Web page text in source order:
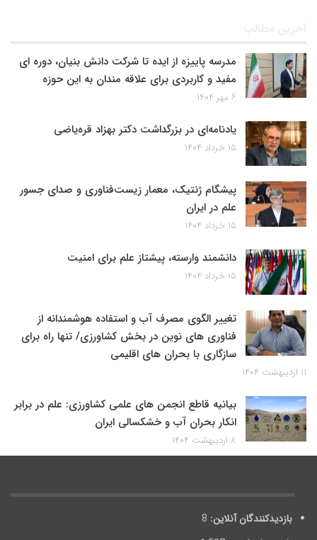
آخرین مطالب
مدرسه پاییزه از ایده تا شرکت دانش بنیان، دوره ای
مفید و کاربردی برای علاقه مندان به این حوزه
۶ مهر ۱۴۰۴
یادنامه‌ای در بزرگداشت دکتر بهزاد قره‌یاضی
۱۵ خرداد ۱۴۰۴
پیشگام ژنتیک، معمار زیست‌فناوری و صدای جسور
علم در ایران
۱۵ خرداد ۱۴۰۴
دانشمند وارسته، پیشتاز علم برای امنیت
۱۵ خرداد ۱۴۰۴
تغییر الگوی مصرف آب و استفاده هوشمندانه از
فناوری های نوین در بخش کشاورزی/ تنها راه برای
سازگاری با بحران های اقلیمی
۱۱ اردیبهشت ۱۴۰۴
بیانیه قاطع انجمن های علمی کشاورزی: علم در برابر
انکار بحران آب و خشکسالی ایران
۸ اردیبهشت ۱۴۰۴
بازدیدکنندگان آنلاین: 8